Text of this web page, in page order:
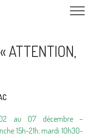
ATTENTION,
au 07 décembre –
15h-21h; mardi 10h30-